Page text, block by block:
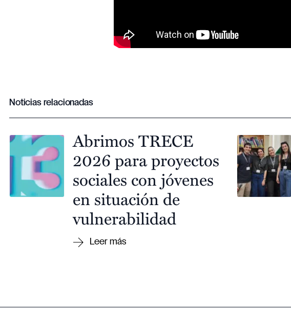
Noticias relacionadas
Abrimos TRECE
2026 para proyectos
sociales con jóvenes
en situación de
vulnerabilidad